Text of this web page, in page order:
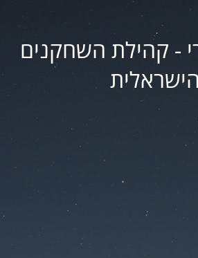
- קהילת השחקנים
הישראלית